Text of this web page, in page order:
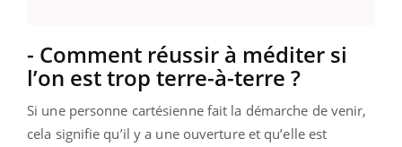
- Comment réussir à méditer si
l’on est trop terre-à-terre ?
Si une personne cartésienne fait la démarche de venir,
cela signifie qu’il y a une ouverture et qu’elle est